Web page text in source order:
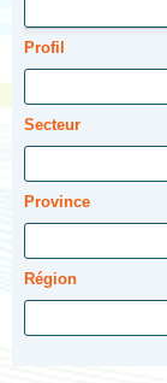
Profil
Secteur
Province
Région